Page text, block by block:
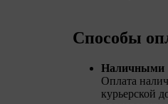
Способы
Наличными
Оплата
курьерской